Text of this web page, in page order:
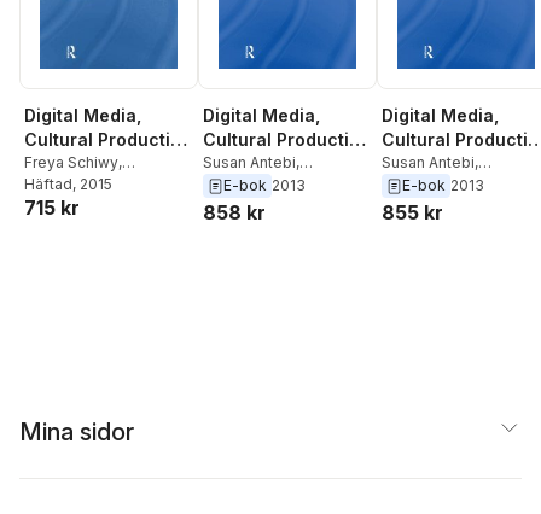
Digital Media,
Cultural Production
and Speculative
Capitalism
Freya Schiwy,
Alessandro Fornazzari
Susan Antebi
Häftad, 2015
715 kr
Digital Media,
Cultural Production
and Speculative
Capitalism
Susan Antebi,
Alessandro Fornazzari
Freya Schiwy
E-bok 2013
858 kr
Digital Media,
Cultural
and Speculative
Capitalism
Susan Antebi,
Alessandro Fornazzari
Freya Schiwy
E-bok 2013
855 kr
Mina sidor